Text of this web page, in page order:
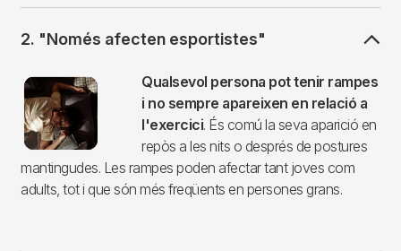
2. "Només afecten esportistes"
Imagen
Qualsevol persona pot tenir rampes
i no sempre apareixen en relació a
l'exercici. És comú la seva aparició en
repòs a les nits o després de postures
mantingudes. Les rampes poden afectar tant joves com
adults, tot i que són més freqüents en persones grans.